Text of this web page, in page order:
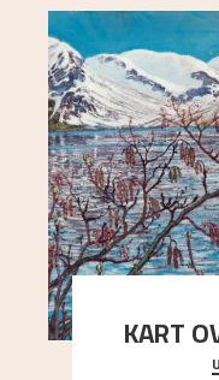
KART
Utforsk